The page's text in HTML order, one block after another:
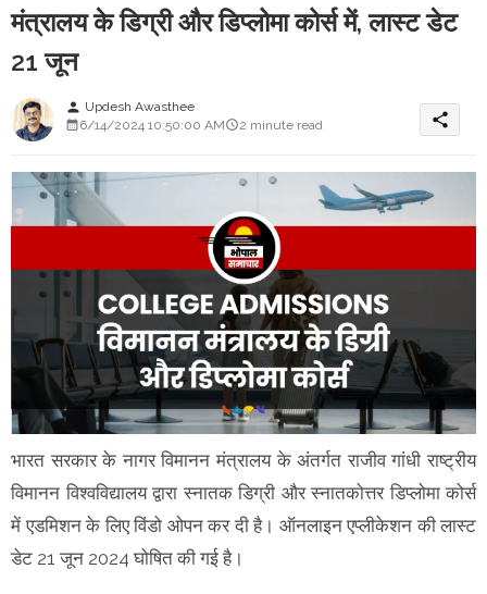
मंत्रालय के डिग्री और डिप्लोमा कोर्स में, लास्ट डेट
21 जून
person Updesh Awasthee
6/14/2024 10:50:00 AM
2 minute read share
भारत सरकार के नागर विमानन मंत्रालय के अंतर्गत राजीव गांधी राष्ट्रीय
विमानन विश्वविद्यालय द्वारा स्नातक डिग्री और स्नातकोत्तर डिप्लोमा कोर्स
में एडमिशन के लिए विंडो ओपन कर दी है। ऑनलाइन एप्लीकेशन की लास्ट
डेट 21 जून 2024 घोषित की गई है।